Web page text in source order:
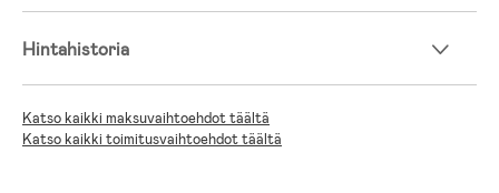
Hintahistoria
Katso kaikki maksuvaihtoehdot täältä
Katso kaikki toimitusvaihtoehdot täältä